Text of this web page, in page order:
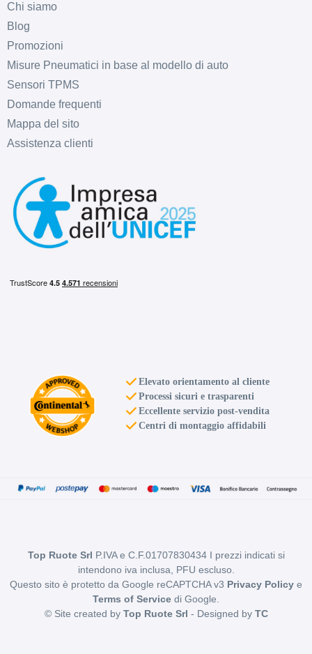
C
Chi siamo
Blog
Promozioni
Misure Pneumatici in base al modello di auto
Sensori TPMS
Domande frequenti
Mappa del sito
Assistenza clienti
Elevato orientamento al cliente
Processi sicuri e trasparenti
Eccellente servizio post-vendita
Centri di montaggio affidabili
Top Ruote Srl P.IVA e C.F.01707830434 I prezzi indicati si
intendono iva inclusa, PFU escluso.
Questo sito è protetto da Google reCAPTCHA v3 Privacy Policy e
Terms of Service di Google.
© Site created by Top Ruote Srl - Designed by TC